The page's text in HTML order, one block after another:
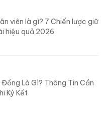
viên là gì? 7 Chiến lược giữ
hiệu quả 2026
Đồng Là Gì? Thông Tin Cần
Ký Kết